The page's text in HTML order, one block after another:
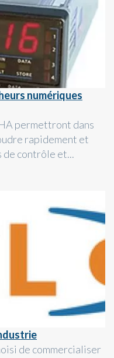
numériques
permettront dans
rapidement et
de contrôle et...
de commercialiser